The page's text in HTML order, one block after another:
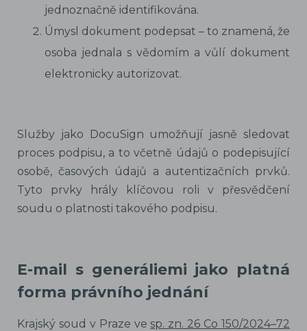
jednoznačně identifikována.
Úmysl dokument podepsat – to znamená, že
osoba jednala s vědomím a vůlí dokument
elektronicky autorizovat.
Služby jako DocuSign umožňují jasně sledovat
proces podpisu, a to včetně údajů o podepisující
osobě, časových údajů a autentizačních prvků.
Tyto prvky hrály klíčovou roli v přesvědčení
soudu o platnosti takového podpisu.
E-mail s generáliemi jako platná
forma právního jednání
Krajský soud v Praze vesp. zn. 26 Co 150/2024–72